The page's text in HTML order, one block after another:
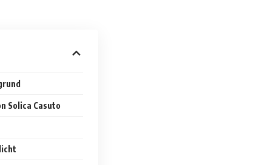
Solica Casuto